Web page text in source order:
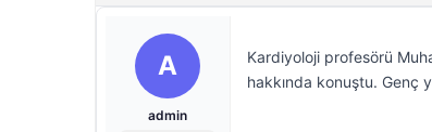
A
admin
Kardiyoloji profesörü
hakkında konuştu. Genç